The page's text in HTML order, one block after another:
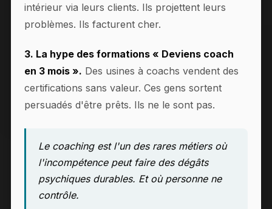
intérieur via leurs clients. Ils projettent leurs
problèmes. Ils facturent cher.
3. La hype des formations « Deviens coach
en 3 mois ». Des usines à coachs vendent des
certifications sans valeur. Ces gens sortent
persuadés d'être prêts. Ils ne le sont pas.
Le coaching est l'un des rares métiers où
l'incompétence peut faire des dégâts
psychiques durables. Et où personne ne
contrôle.